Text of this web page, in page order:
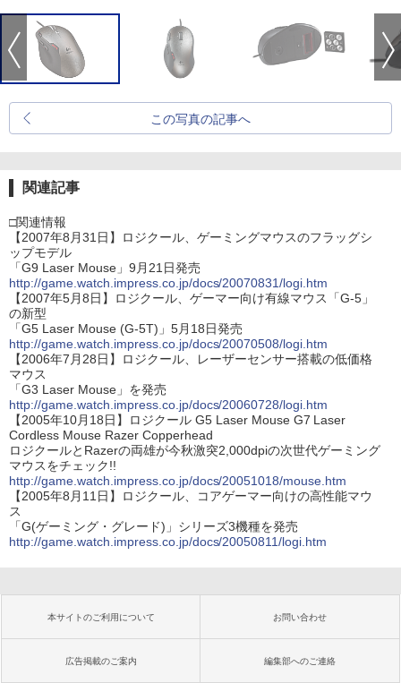
この写真の記事へ
関連記事
□関連情報
【2007年8月31日】ロジクール、ゲーミングマウスのフラッグシ
ップモデル
「G9 Laser Mouse」9月21日発売
http://game.watch.impress.co.jp/docs/20070831/logi.htm
【2007年5月8日】ロジクール、ゲーマー向け有線マウス「G-5」
の新型
「G5 Laser Mouse (G-5T)」5月18日発売
http://game.watch.impress.co.jp/docs/20070508/logi.htm
【2006年7月28日】ロジクール、レーザーセンサー搭載の低価格
マウス
「G3 Laser Mouse」を発売
http://game.watch.impress.co.jp/docs/20060728/logi.htm
【2005年10月18日】ロジクール G5 Laser Mouse G7 Laser
Cordless Mouse Razer Copperhead
ロジクールとRazerの両雄が今秋激突2,000dpiの次世代ゲーミング
マウスをチェック!!
http://game.watch.impress.co.jp/docs/20051018/mouse.htm
【2005年8月11日】ロジクール、コアゲーマー向けの高性能マウ
ス
「G(ゲーミング・グレード)」シリーズ3機種を発売
http://game.watch.impress.co.jp/docs/20050811/logi.htm
本サイトのご利用について お問い合わせ
広告掲載のご案内 編集部へのご連絡